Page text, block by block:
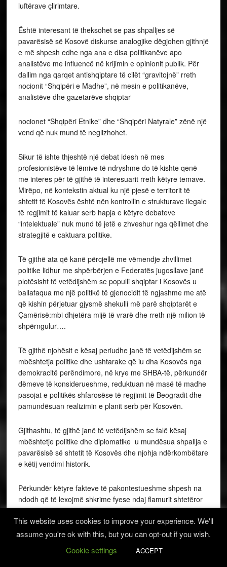
luftërave çlirimtare.
Është interesant të theksohet se pas shpalljes së
pavarësisë së Kosovë diskurse analogjike dëgjohen gjithnjë
e më shpesh edhe nga ana e disa politikanëve apo
analistëve me influencë në krijimin e opinionit publik. Për
dallim nga qarqet antishqiptare të cilët “gravitojnë” rreth
nocionit “Shqipëri e Madhe”, në mesin e politikanëve,
analistëve dhe gazetarëve shqiptar
nocionet “Shqipëri Etnike” dhe “Shqipëri Natyrale” zënë një
vend që nuk mund të neglizhohet.
Sikur të ishte thjeshtë një debat idesh në mes
profesionistëve të lëmive të ndryshme do të kishte qenë
me interes për të gjithë të interesuarit rreth këtyre temave.
Mirëpo, në kontekstin aktual ku një pjesë e territorit të
shtetit të Kosovës është nën kontrollin e strukturave ilegale
të regjimit të kaluar serb hapja e këtyre debateve
“intelektuale” nuk mund të jetë e zhveshur nga qëllimet dhe
strategjitë e caktuara politike.
Të gjithë ata që kanë përcjellë me vëmendje zhvillimet
politike lidhur me shpërbërjen e Federatës jugosllave janë
plotësisht të vetëdijshëm se populli shqiptar i Kosovës u
ballafaqua me një politikë të gjenocidit të ngjashme me atë
që kishin përjetuar gjysmë shekulli më parë shqiptarët e
Çamërisë:mbi dhjetëra mijë të vrarë dhe rreth një milion të
shpërngulur….
Të gjithë njohësit e kësaj periudhe janë të vetëdijshëm se
mbështetja politike dhe ushtarake që iu dha Kosovës nga
demokracitë perëndimore, në krye me SHBA-të, përkundër
dëmeve të konsiderueshme, reduktuan në masë të madhe
pasojat e politikës shfarosëse të regjimit të Beogradit dhe
pamundësuan realizimin e planit serb për Kosovën.
Gjithashtu, të gjithë janë të vetëdijshëm se falë kësaj
mbështetje politike dhe diplomatike u mundësua shpallja e
pavarësisë së shtetit të Kosovës dhe njohja ndërkombëtare
e këtij vendimi historik.
Përkundër këtyre fakteve të pakontestueshme shpesh na
ndodh që të lexojmë shkrime fyese ndaj flamurit shtetëror
të Kosovës; kritika të “analistëve” pse “Kushtetuta e
Kosovës nuk parasheh bashkimin me Shqipërinë” e kështu
me radhë. Më intereson të di se a do të pranonin këta
flamuri i këtij shteti nuk do të ishte me simbolet e identitetit
This website uses cookies to improve your experience. We'll
assume you're ok with this, but you can opt-out if you wish.
Cookie settings
ACCEPT